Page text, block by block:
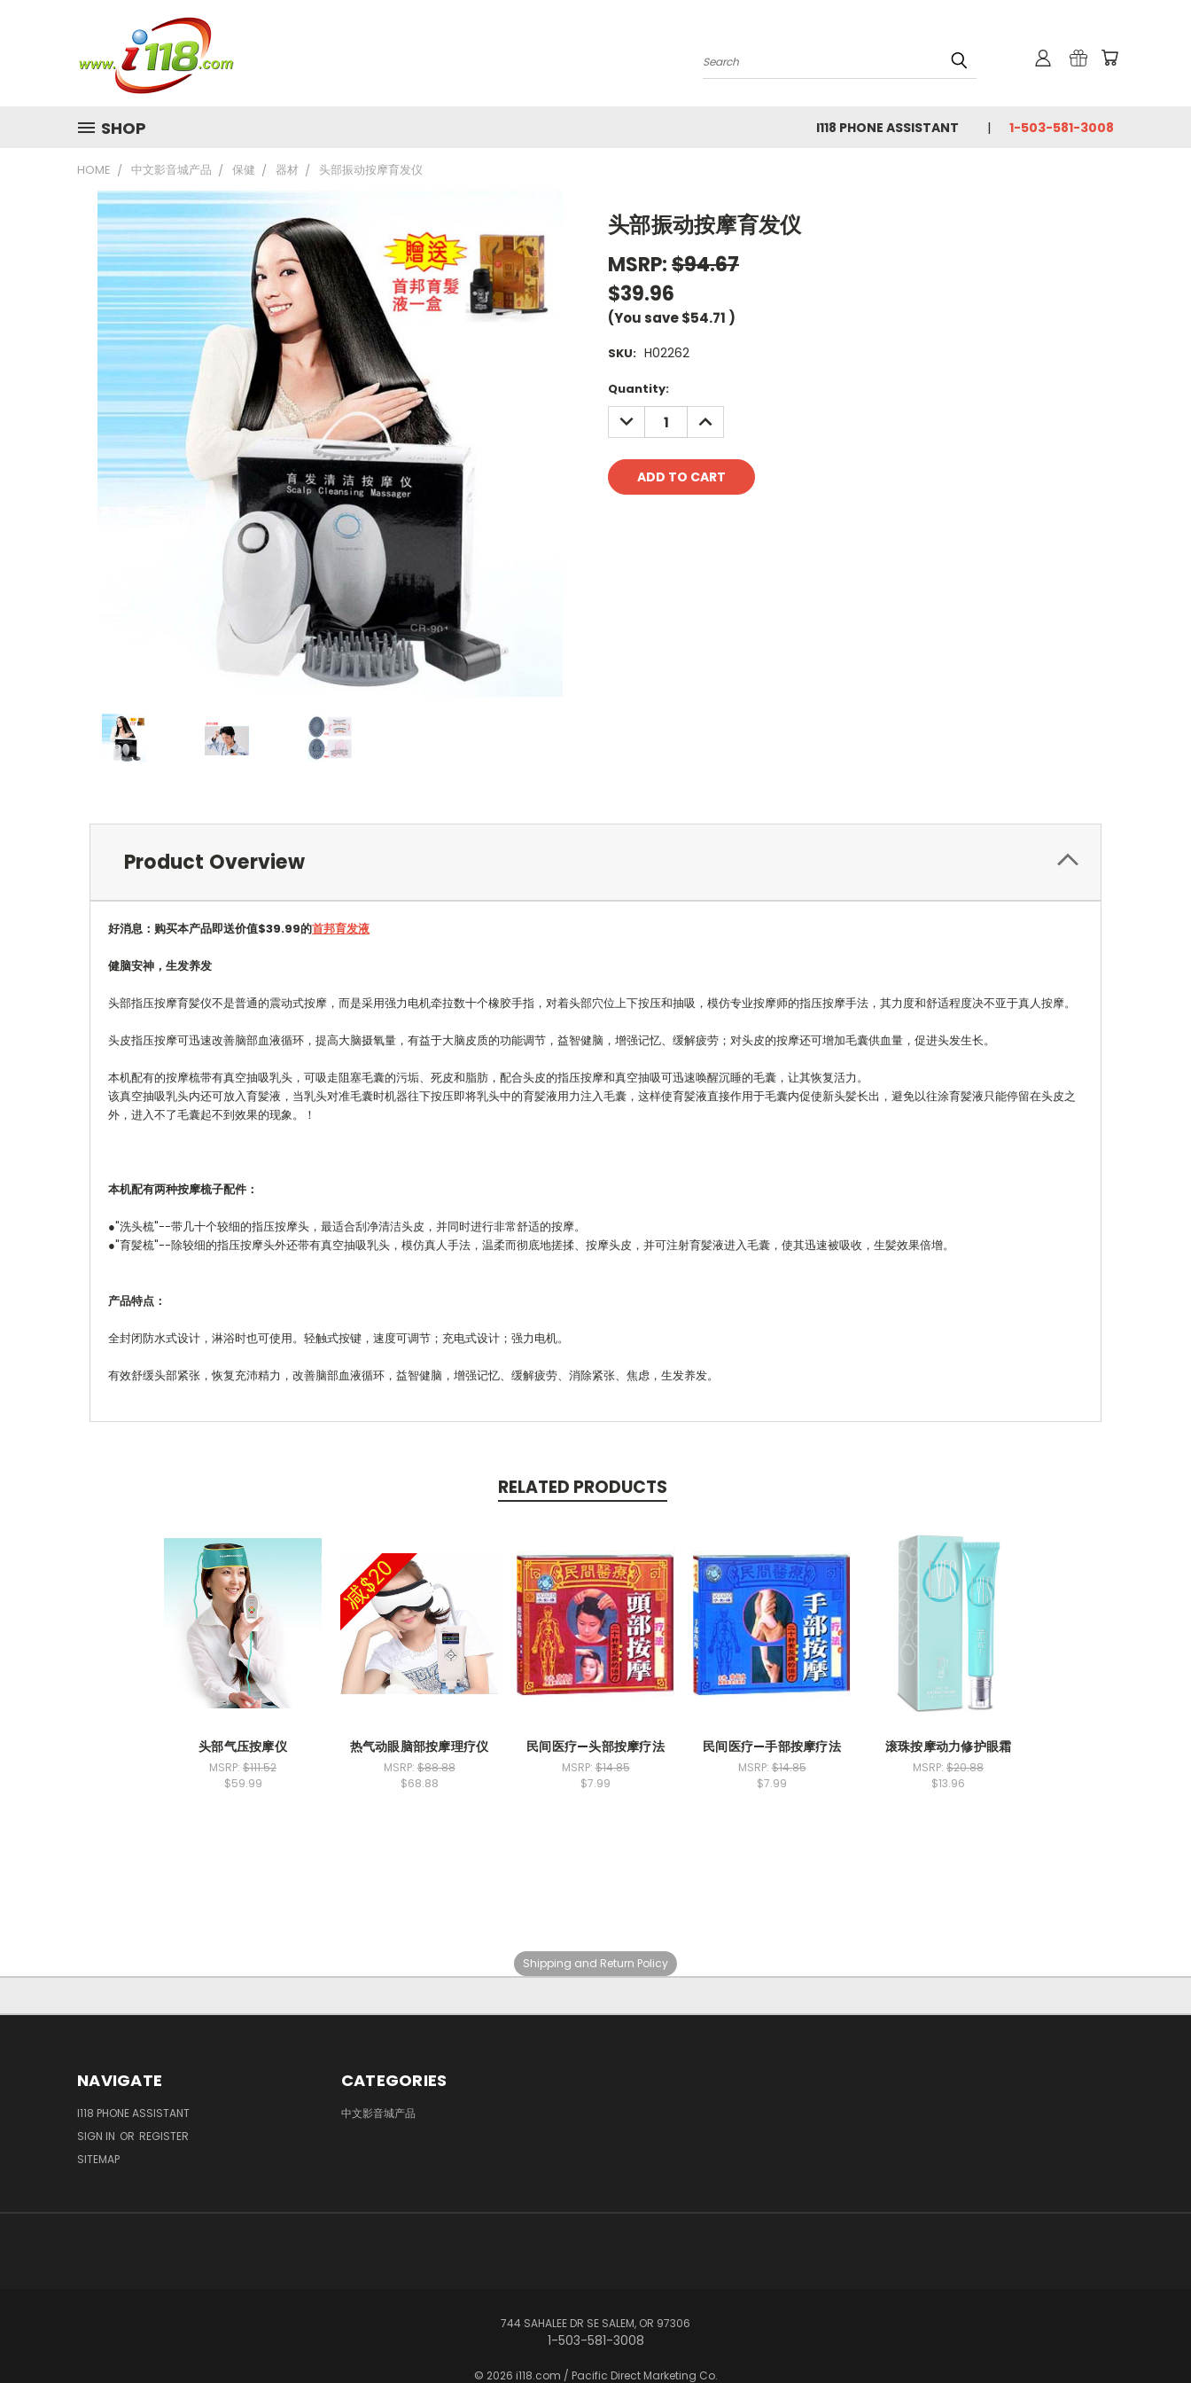
Search
SHOP I118 PHONE ASSISTANT 1-503-581-3008
HOME 中文影音城产品 保健 器材 头部振动按摩育发仪
头部振动按摩育发仪
MSRP:$94.67
$39.96
(You save$54.71 )
SKU: H02262
Current
Stock:
Quantity:
DECREASE
QUANTITY:
INCREASE
QUANTITY:
Product Overview
好消息：购买本产品即送价值$39.99的首邦育发液
健脑安神，生发养发
头部指压按摩育髪仪不是普通的震动式按摩，而是采用强力电机牵拉数十个橡胶手指，对着头部穴位上下按压和抽吸，模仿专业按摩师的指压按摩手法，其力度和舒适程度决不亚于真人按摩。
头皮指压按摩可迅速改善脑部血液循环，提高大脑摄氧量，有益于大脑皮质的功能调节，益智健脑，增强记忆、缓解疲劳；对头皮的按摩还可增加毛囊供血量，促进头发生长。
本机配有的按摩梳带有真空抽吸乳头，可吸走阻塞毛囊的污垢、死皮和脂肪，配合头皮的指压按摩和真空抽吸可迅速唤醒沉睡的毛囊，让其恢复活力。
该真空抽吸乳头内还可放入育髪液，当乳头对准毛囊时机器往下按压即将乳头中的育髪液用力注入毛囊，这样使育髪液直接作用于毛囊内促使新头髪长出，避免以往涂育髪液只能停留在头皮之
外，进入不了毛囊起不到效果的现象。！
本机配有两种按摩梳子配件：
●"洗头梳"--带几十个较细的指压按摩头，最适合刮净清洁头皮，并同时进行非常舒适的按摩。
●"育髪梳"--除较细的指压按摩头外还带有真空抽吸乳头，模仿真人手法，温柔而彻底地搓揉、按摩头皮，并可注射育髪液进入毛囊，使其迅速被吸收，生髪效果倍增。
产品特点：
全封闭防水式设计，淋浴时也可使用。轻触式按键，速度可调节；充电式设计；强力电机。
有效舒缓头部紧张，恢复充沛精力，改善脑部血液循环，益智健脑，增强记忆、缓解疲劳、消除紧张、焦虑，生发养发。
RELATED PRODUCTS
头部气压按摩仪
MSRP: $111.52
$59.99
热气动眼脑部按摩理疗仪
MSRP:$88.88
$68.88
民间医疗—头部按摩疗法
MSRP:$14.85
$7.99
民间医疗—手部按摩疗法
MSRP:$14.85
$7.99
滚珠按摩动力修护眼霜
MSRP: $20.88
$13.96
Shipping and Return Policy
NAVIGATE
I118 PHONE ASSISTANT
SIGN IN OR REGISTER
SITEMAP
CATEGORIES
中文影音城产品
744 SAHALEE DR SE SALEM, OR 97306
1-503-581-3008
© 2026 i118.com / Pacific Direct Marketing Co.